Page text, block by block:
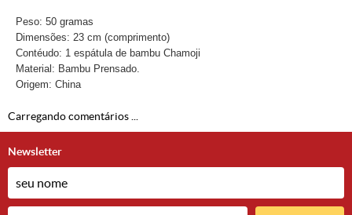
Peso: 50 gramas
Dimensões: 23 cm (comprimento)
Contéudo: 1 espátula de bambu Chamoji
Material: Bambu Prensado.
Origem: China
Carregando comentários ...
Newsletter